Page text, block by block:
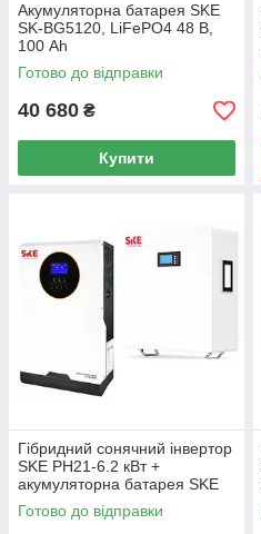
Акумуляторна батарея SKE
SK-BG5120, LiFePO4 48 В,
100 Ah
Готово до відправки
40 680 ₴
Купити
Гібридний сонячний інвертор
SKE PH21-6.2 кВт +
акумуляторна батарея SKE
SK-BG5120
Готово до відправки